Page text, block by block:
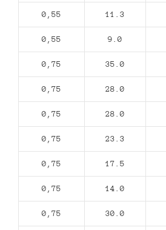
0,55 11.3
0,55 9.0
0,75 35.0
0,75 28.0
0,75 28.0
0,75 23.3
0,75 17.5
0,75 14.0
0,75 30.0